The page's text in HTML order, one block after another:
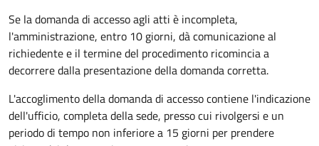
Se la domanda di accesso agli atti è incompleta,
l'amministrazione, entro 10 giorni, dà comunicazione al
richiedente e il termine del procedimento ricomincia a
decorrere dalla presentazione della domanda corretta.
L'accoglimento della domanda di accesso contiene l'indicazione
dell'ufficio, completa della sede, presso cui rivolgersi e un
periodo di tempo non inferiore a 15 giorni per prendere